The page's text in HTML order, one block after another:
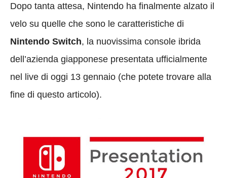
Dopo tanta attesa, Nintendo ha finalmente alzato il
velo su quelle che sono le caratteristiche di
Nintendo Switch, la nuovissima console ibrida
dell’azienda giapponese presentata ufficialmente
nel live di oggi 13 gennaio (che potete trovare alla
fine di questo articolo).